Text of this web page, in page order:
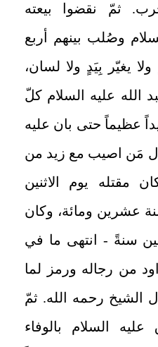
ثمّ نقضوا بيعته
وصُلب بينهم أربع
يغيّر بِيَدٍ ولا لسان،
الله عليه السلام كلّ
عظيماً حتى بان عليه
مَن اصيب مع زيد من
مقتله يوم الاثنين
عشرين ومائة، وكان
سنةً - انتهى ما في
من رجاله ورمز لما
رحمه الله. ثمّ
السلام بالوفاء